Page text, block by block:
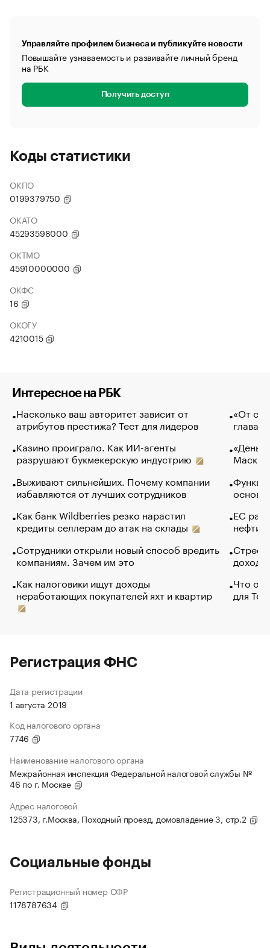
Управляйте профилем бизнеса и публикуйте новости
Повышайте узнаваемость и развивайте личный бренд
на РБК
Получить доступ
Коды статистики
ОКПО
0199379750
ОКАТО
45293598000
ОКТМО
45910000000
ОКФС
16
ОКОГУ
4210015
Интересное на РБК
Насколько ваш авторитет зависит от
атрибутов престижа? Тест для лидеров
Казино проиграло. Как ИИ-агенты
разрушают букмекерскую индустрию
Выживают сильнейших. Почему компании
избавляются от лучших сотрудников
Как банк Wildberries резко нарастил
кредиты селлерам до атак на склады
Сотрудники открыли новый способ вредить
компаниям. Зачем им это
Как налоговики ищут доходы
неработающих покупателей яхт и квартир
«От
глава
Маск в
основ
ЕС
нефти
Что
для
Регистрация ФНС
Дата регистрации
1 августа 2019
Код налогового органа
7746
Наименование налогового органа
Межрайонная инспекция Федеральной налоговой службы №
46 по г. Москве
Адрес налоговой
125373, г.Москва, Походный проезд, домовладение 3, стр.2
Социальные фонды
Регистрационный номер СФР
1178787634